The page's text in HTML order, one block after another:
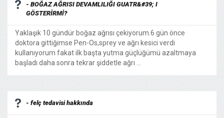
- BOĞAZ AĞRISI DEVAMLILIĞI GUATR&#39; I
GÖSTERİRMİ?
Yaklaşık 10 gündür boğaz ağrısı çekiyorum.6 gün önce
doktora gittiğimse Pen-Os,sprey ve ağrı kesici verdi
kullanıyorum fakat ilk başta yutma güçlüğümü azaltmaya
başladı daha sonra tekrar şiddetle ağrı ...
- felç tedavisi hakkında